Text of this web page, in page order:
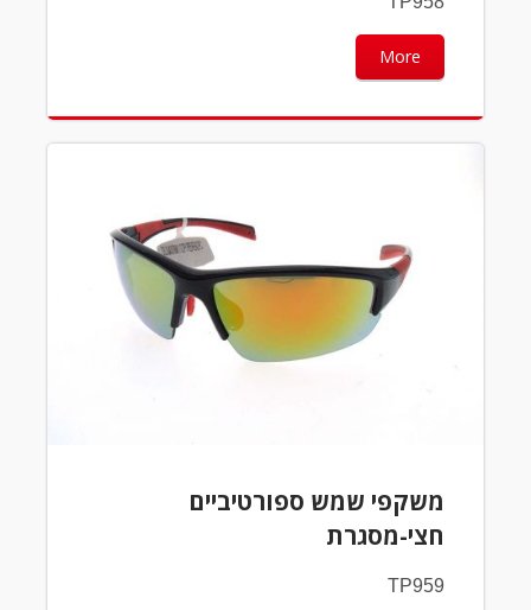
More
משקפי שמש ספורטיביים
חצי-מסגרת
TP959